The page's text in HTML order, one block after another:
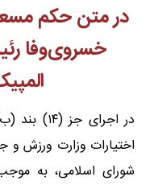
در متن حکم
خسروی‌وفا
شورای اسلامی، به